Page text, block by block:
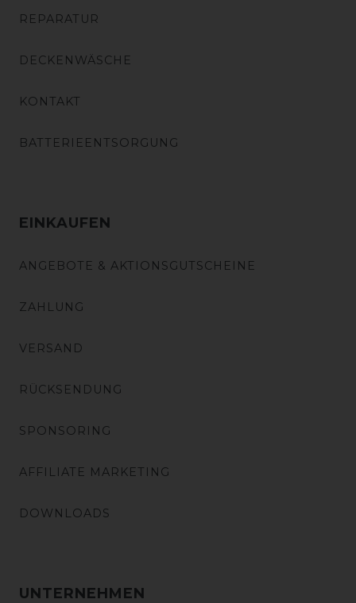
REPARATUR
DECKENWÄSCHE
KONTAKT
BATTERIEENTSORGUNG
EINKAUFEN
ANGEBOTE & AKTIONSGUTSCHEINE
ZAHLUNG
VERSAND
RÜCKSENDUNG
SPONSORING
AFFILIATE MARKETING
DOWNLOADS
UNTERNEHMEN